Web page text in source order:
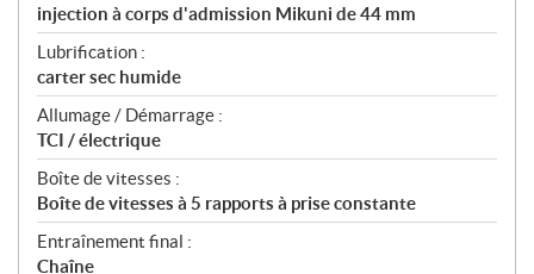
injection à corps d'admission Mikuni de 44 mm
Lubrification :
carter sec humide
Allumage / Démarrage :
TCI / électrique
Boîte de vitesses :
Boîte de vitesses à 5 rapports à prise constante
Entraînement final :
Chaîne